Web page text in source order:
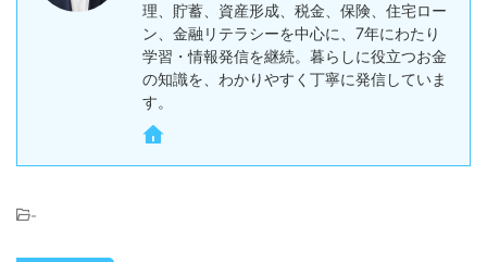
理、貯蓄、資産形成、税金、保険、住宅ロー
ン、金融リテラシーを中心に、7年にわたり
学習・情報発信を継続。暮らしに役立つお金
の知識を、わかりやすく丁寧に発信していま
す。
-